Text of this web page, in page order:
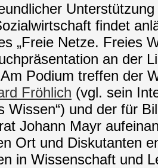
findet
„Freie Netze. Freies
an der
Podium treffen der
Fröhlich (vgl. sein
Wissen“) und der für
Johann Mayr
Ort und Diskutanten
in Wissenschaft und